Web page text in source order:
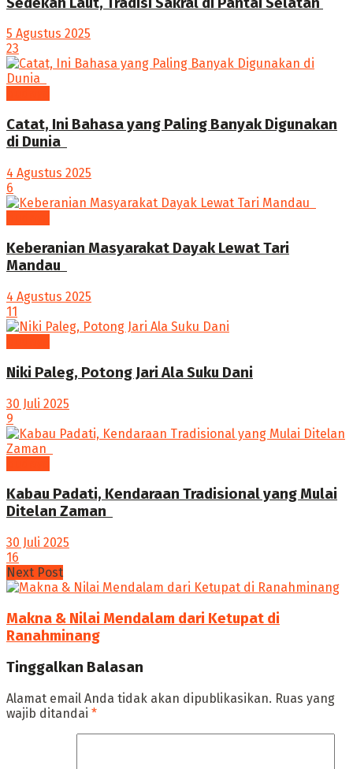
5 Agustus 2025
23
‎Catat, Ini Bahasa yang Paling Banyak Digunakan
di Dunia ‎
4 Agustus 2025
6
Keberanian Masyarakat Dayak Lewat Tari
Mandau ‎
4 Agustus 2025
11
Niki Paleg, Potong Jari Ala Suku Dani
30 Juli 2025
9
Kabau Padati, Kendaraan Tradisional yang Mulai
Ditelan Zaman ‎
30 Juli 2025
16
Next Post
Makna & Nilai Mendalam dari Ketupat di
Ranahminang
Tinggalkan Balasan
Alamat email Anda tidak akan dipublikasikan. Ruas yang
wajib ditandai *